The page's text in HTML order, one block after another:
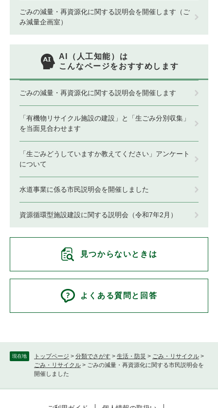
現在地 トップページ > 分類でさがす > 生活・防災 > ごみ・リサイクル >
ごみ・リサイクル > ごみの減量・再資源化に関する市民説明会を
開催しました
ごみの減量・再資源化に関する説明会を開催します（ご
み減量企画室）
AI（人工知能）は
こんなページをおすすめします
ごみの減量・再資源化に関する説明会を開催します
「有機物リサイクル施設の建設」と「生ごみ分別収集」
を当面見合わせます
「生ごみどうしていますか教えてください」アンケート
について
水道事業に係る市民説明会を開催しました
資源循環型施設建設に関する説明会（令和7年2月）
見つからないときは
よくある質問と回答